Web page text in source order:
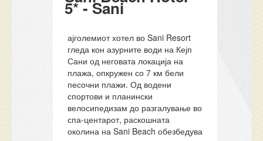
5* - Sani
ајголемиот хотел во Sani Resort
гледа кон азурните води на Кејп
Сани од неговата локација на
плажа, опкружен со 7 км бели
песочни плажи. Од водени
спортови и планински
велосипедизам до разгалување во
спа-центарот, раскошната
околина на Sani Beach обезбедува